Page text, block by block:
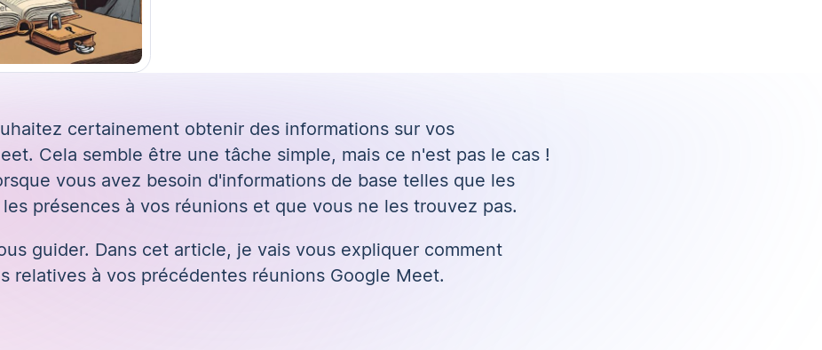
certainement obtenir des informations sur vos
Cela semble être une tâche simple, mais ce n'est pas le cas !
vous avez besoin d'informations de base telles que les
présences à vos réunions et que vous ne les trouvez pas.
guider. Dans cet article, je vais vous expliquer comment
relatives à vos précédentes réunions Google Meet.